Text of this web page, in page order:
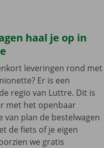
haal je op in
leveringen rond met
Er is een
regio van Luttre. Dit is
met het openbaar
van plan de bestelwagen
de fiets of je eigen
we gratis